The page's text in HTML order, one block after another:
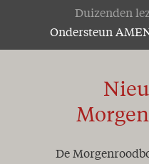
Duizenden
Ondersteun
De